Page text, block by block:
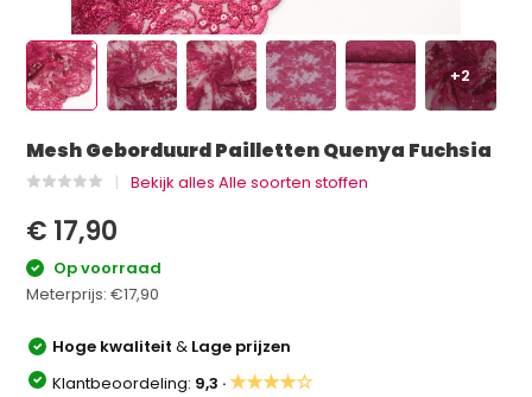
+2
Mesh Geborduurd Pailletten Quenya Fuchsia
Bekijk alles Alle soorten stoffen
€ 17,90
Op voorraad
Meterprijs:€17,90
Hoge kwaliteit& Lage prijzen
Klantbeoordeling: 9,3 ·★★★★☆